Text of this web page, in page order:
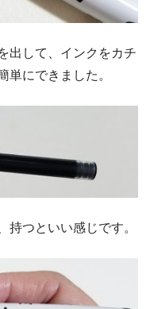
出して、インクをカチ
単にできました。
持つといい感じです。